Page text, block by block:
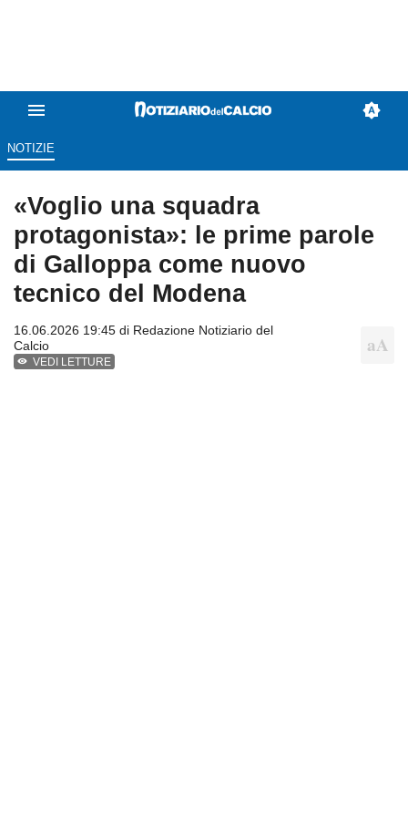
NOTIZIE
«Voglio una squadra
protagonista»: le prime parole
di Galloppa come nuovo
tecnico del Modena
16.06.2026 19:45 di Redazione Notiziario del
Calcio
VEDI LETTURE